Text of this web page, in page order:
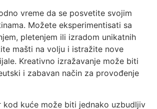
vreme da se posvetite svojim
Možete eksperimentisati sa
pletenjem ili izradom unikatnih
mašti na volju i istražite nove
Kreativno izražavanje može biti
i zabavan način za provođenje
kod kuće može biti jednako uzbudljiv